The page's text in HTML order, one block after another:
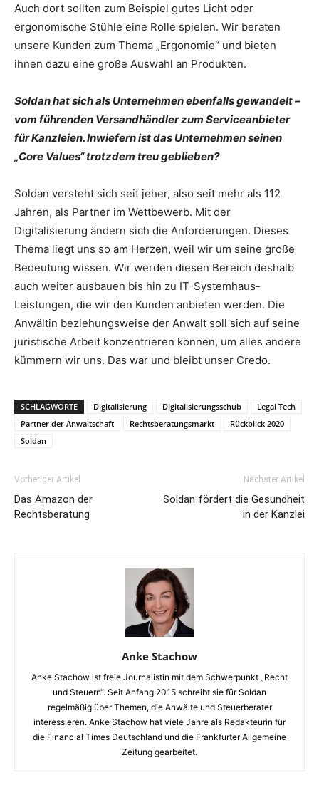
Auch dort sollten zum Beispiel gutes Licht oder
ergonomische Stühle eine Rolle spielen. Wir beraten
unsere Kunden zum Thema „Ergonomie“ und bieten
ihnen dazu eine große Auswahl an Produkten.
Soldan hat sich als Unternehmen ebenfalls gewandelt –
vom führenden Versandhändler zum Serviceanbieter
für Kanzleien. Inwiefern ist das Unternehmen seinen
„Core Values“ trotzdem treu geblieben?
Soldan versteht sich seit jeher, also seit mehr als 112
Jahren, als Partner im Wettbewerb. Mit der
Digitalisierung ändern sich die Anforderungen. Dieses
Thema liegt uns so am Herzen, weil wir um seine große
Bedeutung wissen. Wir werden diesen Bereich deshalb
auch weiter ausbauen bis hin zu IT-Systemhaus-
Leistungen, die wir den Kunden anbieten werden. Die
Anwältin beziehungsweise der Anwalt soll sich auf seine
juristische Arbeit konzentrieren können, um alles andere
kümmern wir uns. Das war und bleibt unser Credo.
SCHLAGWORTE Digitalisierung Digitalisierungsschub
Legal Tech
Partner der Anwaltschaft
Rechtsberatungsmarkt
Rückblick 2020
Soldan
Vorheriger Artikel
Das Amazon der
Rechtsberatung
Nächster Artikel
Soldan fördert die Gesundheit
in der Kanzlei
Anke Stachow
Anke Stachow ist freie Journalistin mit dem Schwerpunkt „Recht
und Steuern“. Seit Anfang 2015 schreibt sie für Soldan
regelmäßig über Themen, die Anwälte und Steuerberater
interessieren. Anke Stachow hat viele Jahre als Redakteurin für
die Financial Times Deutschland und die Frankfurter Allgemeine
Zeitung gearbeitet.